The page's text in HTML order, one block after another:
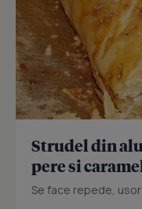
Strudel din
pere si
Se face repede,